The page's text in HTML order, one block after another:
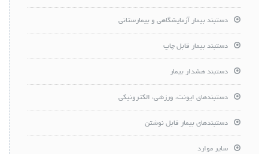
دستبند بیمار آزمایشگاهی و بیمارستانی
دستبند بیمار قابل چاپ
دستبند هشدار بیمار
دستبندهای ایونت، ورزشی، الکترونیکی
دستبندهای بیمار قابل نوشتن
سایر موارد